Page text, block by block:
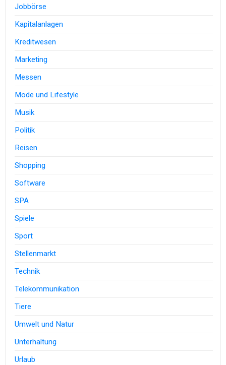
Jobbörse
Kapitalanlagen
Kreditwesen
Marketing
Messen
Mode und Lifestyle
Musik
Politik
Reisen
Shopping
Software
SPA
Spiele
Sport
Stellenmarkt
Technik
Telekommunikation
Tiere
Umwelt und Natur
Unterhaltung
Urlaub